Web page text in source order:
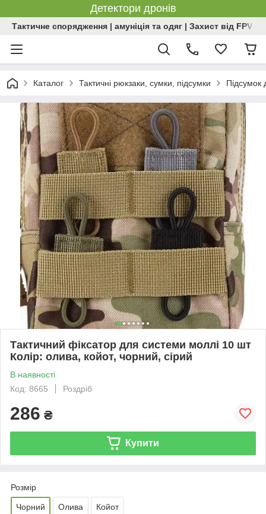
Детектори дронів
Тактичне спорядження | амуніція та одяг | Захист від FPV |
Каталог Тактичні рюкзаки, сумки, підсумки Підсумок
Тактичний фіксатор для системи моллі 10 шт
Колір: олива, койот, чорний, сірий
В наявності
Код: 8665
Роздріб
286 ₴
Купити
Розмір
Чорний Олива Койот